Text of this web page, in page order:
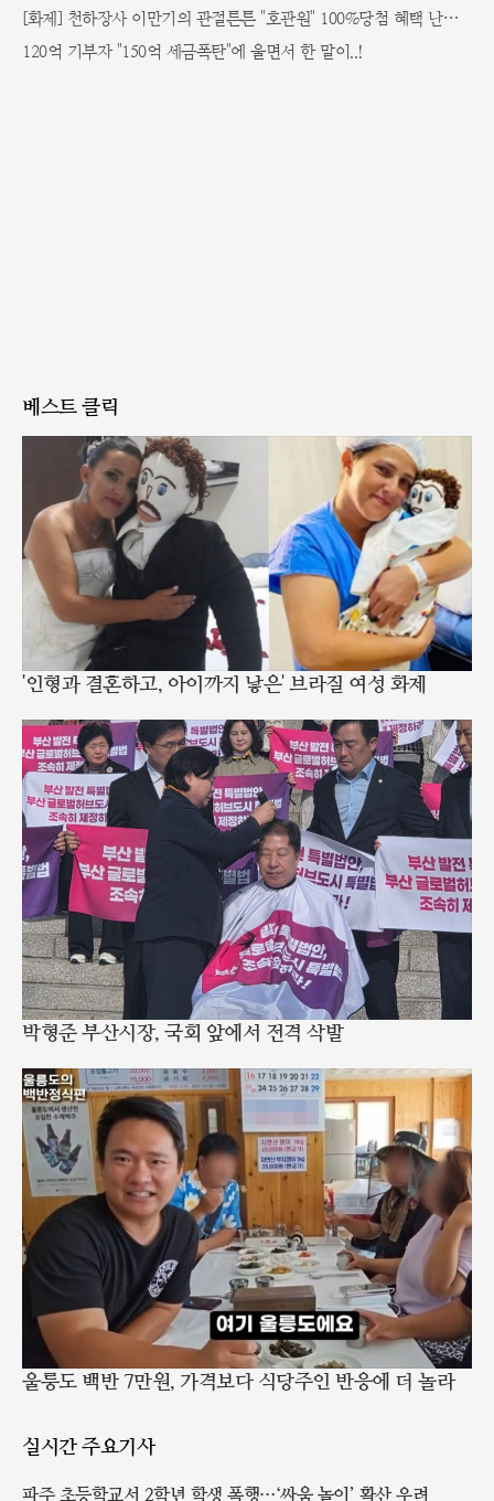
[화제] 천하장사 이만기의 관절튼튼 "호관원" 100%당첨 혜택 난리나!!
120억 기부자 "150억 세금폭탄"에 울면서 한 말이..!
베스트 클릭
'인형과 결혼하고, 아이까지 낳은' 브라질 여성 화제
박형준 부산시장, 국회 앞에서 전격 삭발
울릉도 백반 7만원, 가격보다 식당주인 반응에 더 놀라
실시간 주요기사
파주 초등학교서 2학년 학생 폭행…‘싸움 놀이’ 확산 우려